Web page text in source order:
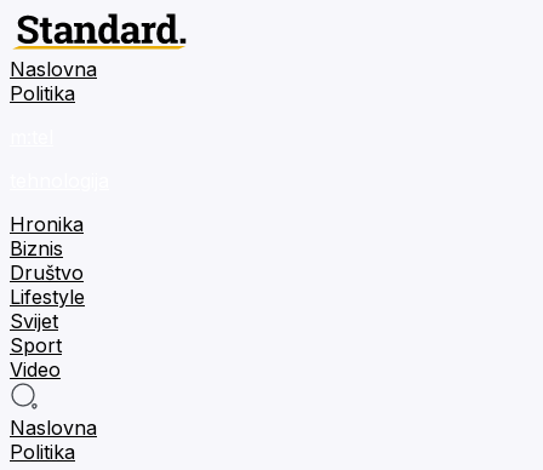
Naslovna
Politika
Hronika
Biznis
Društvo
Lifestyle
Svijet
Sport
Video
Naslovna
Politika